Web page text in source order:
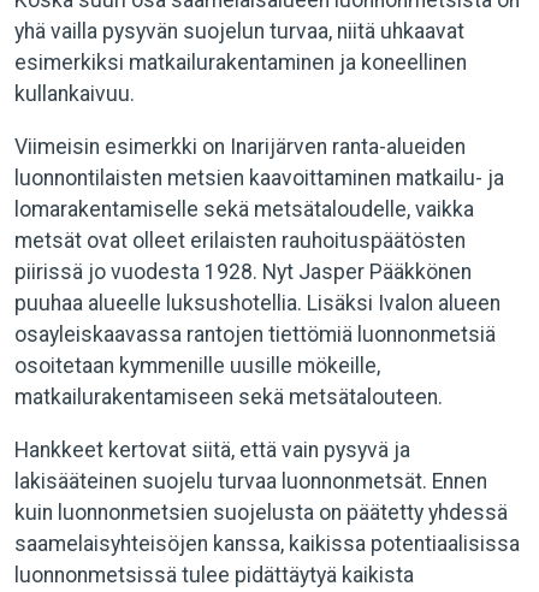
yhä vailla pysyvän suojelun turvaa, niitä uhkaavat
esimerkiksi matkailurakentaminen ja koneellinen
kullankaivuu.
Viimeisin esimerkki on Inarijärven ranta-alueiden
luonnontilaisten metsien kaavoittaminen matkailu- ja
lomarakentamiselle sekä metsätaloudelle, vaikka
metsät ovat olleet erilaisten rauhoituspäätösten
piirissä jo vuodesta 1928. Nyt Jasper Pääkkönen
puuhaa alueelle luksushotellia. Lisäksi Ivalon alueen
osayleiskaavassa rantojen tiettömiä luonnonmetsiä
osoitetaan kymmenille uusille mökeille,
matkailurakentamiseen sekä metsätalouteen.
Hankkeet kertovat siitä, että vain pysyvä ja
lakisääteinen suojelu turvaa luonnonmetsät. Ennen
kuin luonnonmetsien suojelusta on päätetty yhdessä
saamelaisyhteisöjen kanssa, kaikissa potentiaalisissa
luonnonmetsissä tulee pidättäytyä kaikista